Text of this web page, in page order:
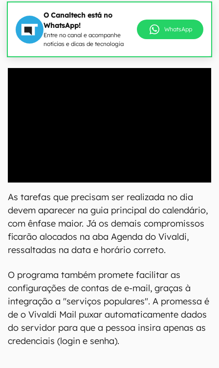
O Canaltech está no
WhatsApp!
Entre no canal e acompanhe
notícias e dicas de tecnologia
WhatsApp
As tarefas que precisam ser realizada no dia
devem aparecer na guia principal do calendário,
com ênfase maior. Já os demais compromissos
ficarão alocados na aba Agenda do Vivaldi,
ressaltadas na data e horário correto.
O programa também promete facilitar as
configurações de contas de e-mail, graças à
integração a "serviços populares". A promessa é
de o Vivaldi Mail puxar automaticamente dados
do servidor para que a pessoa insira apenas as
credenciais (login e senha).